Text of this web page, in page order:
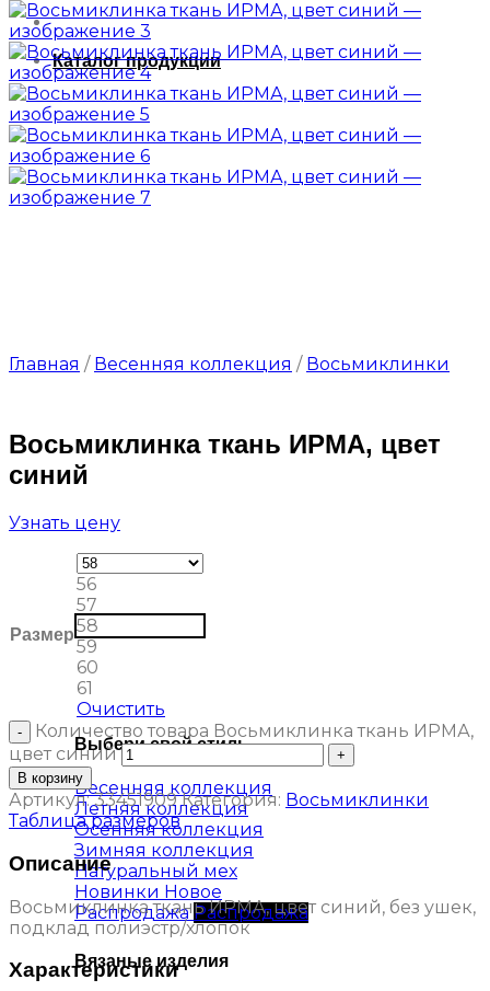
Каталог продукции
Выбери свой стиль
Весенняя коллекция
Летняя коллекция
Осенняя коллекция
Зимняя коллекция
Натуральный мех
Новинки
Распродажа
Вязаные изделия
Главная / Весенняя коллекция / Восьмиклинки
Восьмиклинка ткань ИРМА, цвет
синий
Узнать цену
Размер
56
57
58
59
60
61
Очистить
Количество товара Восьмиклинка ткань ИРМА,
цвет синий
В корзину
Артикул:33451909 Категория: Восьмиклинки
Таблица размеров
Описание
Восьмиклинка ткань ИРМА, цвет синий, без ушек,
подклад полиэстр/хлопок
Характеристики